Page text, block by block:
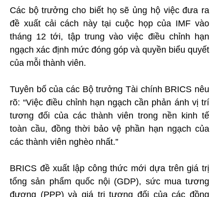
Các bộ trưởng cho biết họ sẽ ủng hộ việc đưa ra
đề xuất cải cách này tại cuộc họp của IMF vào
tháng 12 tới, tập trung vào việc điều chỉnh hạn
ngạch xác định mức đóng góp và quyền biểu quyết
của mỗi thành viên.
Tuyên bố của các Bộ trưởng Tài chính BRICS nêu
rõ: “Việc điều chỉnh hạn ngạch cần phản ánh vị trí
tương đối của các thành viên trong nền kinh tế
toàn cầu, đồng thời bảo vệ phần hạn ngạch của
các thành viên nghèo nhất.”
BRICS đề xuất lập công thức mới dựa trên giá trị
tổng sản phẩm quốc nội (GDP), sức mua tương
đương (PPP) và giá trị tương đối của các đồng